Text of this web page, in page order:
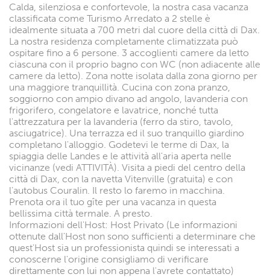
Calda, silenziosa e confortevole, la nostra casa vacanza
classificata come Turismo Arredato a 2 stelle è
idealmente situata a 700 metri dal cuore della città di Dax.
La nostra residenza completamente climatizzata può
ospitare fino a 6 persone. 3 accoglienti camere da letto
ciascuna con il proprio bagno con WC (non adiacente alle
camere da letto). Zona notte isolata dalla zona giorno per
una maggiore tranquillità. Cucina con zona pranzo,
soggiorno con ampio divano ad angolo, lavanderia con
frigorifero, congelatore e lavatrice, nonché tutta
l'attrezzatura per la lavanderia (ferro da stiro, tavolo,
asciugatrice). Una terrazza ed il suo tranquillo giardino
completano l'alloggio. Godetevi le terme di Dax, la
spiaggia delle Landes e le attività all'aria aperta nelle
vicinanze (vedi ATTIVITÀ). Visita a piedi del centro della
città di Dax, con la navetta Vitenville (gratuita) e con
l'autobus Couralin. Il resto lo faremo in macchina.
Prenota ora il tuo gîte per una vacanza in questa
bellissima città termale. A presto.
Informazioni dell'Host: Host Privato (Le informazioni
ottenute dall'Host non sono sufficienti a determinare che
quest'Host sia un professionista quindi se interessati a
conoscerne l'origine consigliamo di verificare
direttamente con lui non appena l'avrete contattato)